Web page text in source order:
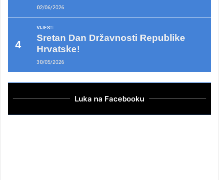
02/06/2026
VIJESTI
Sretan Dan Državnosti Republike
Hrvatske!
30/05/2026
Luka na Facebooku